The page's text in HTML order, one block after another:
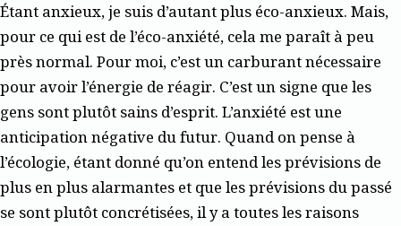
Étant anxieux, je suis d’autant plus éco-anxieux. Mais,
pour ce qui est de l’éco-anxiété, cela me paraît à peu
près normal. Pour moi, c’est un carburant nécessaire
pour avoir l’énergie de réagir. C’est un signe que les
gens sont plutôt sains d’esprit. L’anxiété est une
anticipation négative du futur. Quand on pense à
l’écologie, étant donné qu’on entend les prévisions de
plus en plus alarmantes et que les prévisions du passé
se sont plutôt concrétisées, il y a toutes les raisons